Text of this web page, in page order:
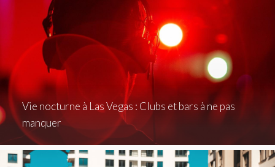
Vie nocturne à Las Vegas : Clubs et bars à ne pas
manquer